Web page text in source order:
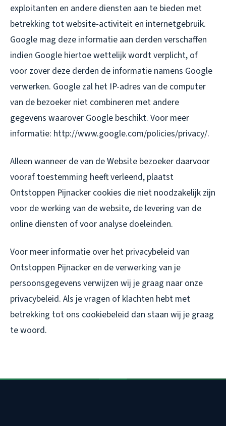
exploitanten en andere diensten aan te bieden met
betrekking tot website-activiteit en internetgebruik.
Google mag deze informatie aan derden verschaffen
indien Google hiertoe wettelijk wordt verplicht, of
voor zover deze derden de informatie namens Google
verwerken. Google zal het IP-adres van de computer
van de bezoeker niet combineren met andere
gegevens waarover Google beschikt. Voor meer
informatie: http://www.google.com/policies/privacy/.
Alleen wanneer de van de Website bezoeker daarvoor
vooraf toestemming heeft verleend, plaatst
Ontstoppen Pijnacker cookies die niet noodzakelijk zijn
voor de werking van de website, de levering van de
online diensten of voor analyse doeleinden.
Voor meer informatie over het privacybeleid van
Ontstoppen Pijnacker en de verwerking van je
persoonsgegevens verwijzen wij je graag naar onze
privacybeleid. Als je vragen of klachten hebt met
betrekking tot ons cookiebeleid dan staan wij je graag
te woord.